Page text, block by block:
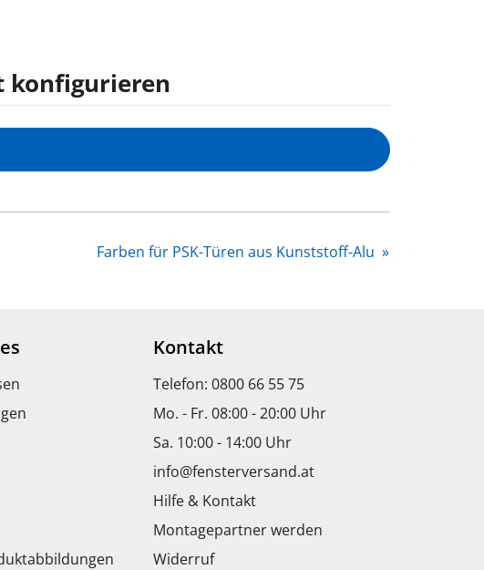
konfigurieren
Farben für PSK-Türen aus Kunststoff-Alu »
Kontakt
Telefon: 0800 66 55 75
Mo. - Fr. 08:00 - 20:00 Uhr
Sa. 10:00 - 14:00 Uhr
info@fensterversand.at
Hilfe & Kontakt
Montagepartner werden
Widerruf